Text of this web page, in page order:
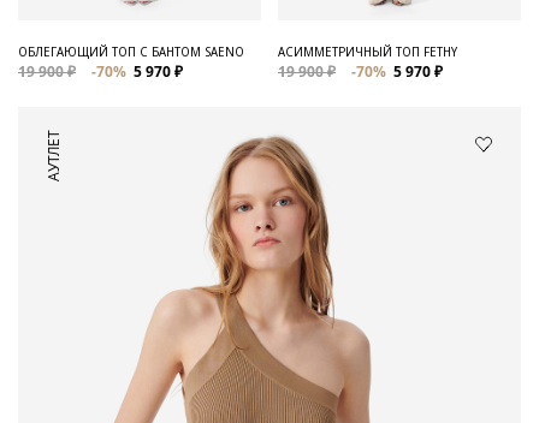
ОБЛЕГАЮЩИЙ ТОП С БАНТОМ SAENO
19 900 ₽ -70% 5 970 ₽
АСИММЕТРИЧНЫЙ ТОП FETHY
19 900 ₽ -70% 5 970 ₽
АУТЛЕТ